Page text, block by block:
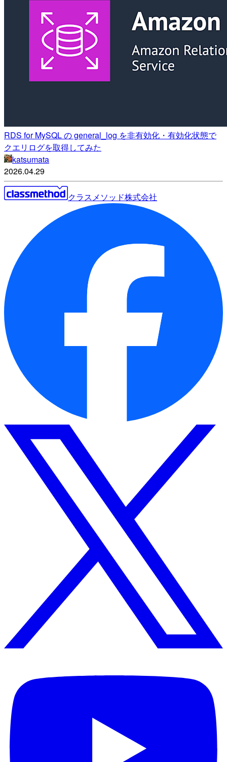
RDS for MySQL の general_log を非有効化・有効化状態で
クエリログを取得してみた
katsumata
2026.04.29
クラスメソッド株式会社